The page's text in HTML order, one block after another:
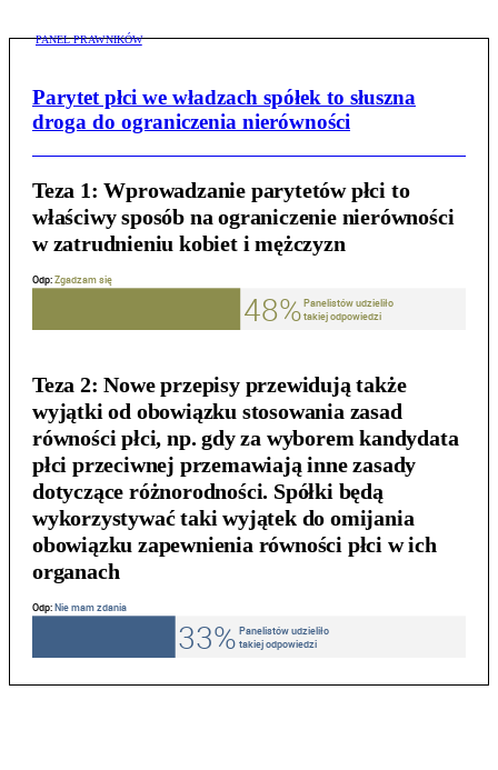
PANEL PRAWNIKÓW
Parytet płci we władzach spółek to słuszna
droga do ograniczenia nierówności
Teza 1: Wprowadzanie parytetów płci to
właściwy sposób na ograniczenie nierówności
w zatrudnieniu kobiet i mężczyzn
Teza 2: Nowe przepisy przewidują także
wyjątki od obowiązku stosowania zasad
równości płci, np. gdy za wyborem kandydata
płci przeciwnej przemawiają inne zasady
dotyczące różnorodności. Spółki będą
wykorzystywać taki wyjątek do omijania
obowiązku zapewnienia równości płci w ich
organach